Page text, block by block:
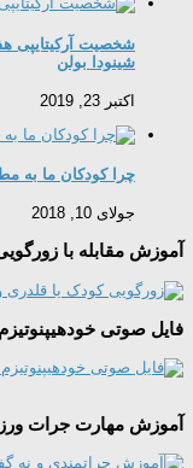
شخصیت آرکیتایپی
شینودا بولن
اکتبر 23, 2019
چرا کودکان ما به
جولای 10, 2018
آموزش مقابله با
فایل صوتی
آموزش مهارت جرات